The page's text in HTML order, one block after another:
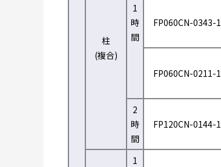
柱
(複合)
1
時
間
FP060CN-0343-1
FP060CN-0211-1
2
時
間
FP120CN-0144-1
1